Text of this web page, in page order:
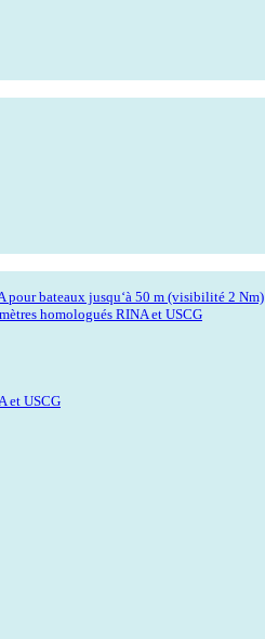
pour bateaux jusqu‘à 50 m (visibilité 2 Nm)
homologués RINA et USCG
et USCG